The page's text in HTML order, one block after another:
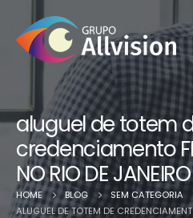
aluguel de totem
credenciamento
NO RIO DE
HOME BLOG
SEM CATEGORIA
ALUGUEL DE TOTEM DE